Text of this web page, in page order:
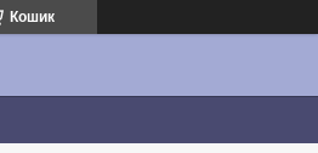
Кошик